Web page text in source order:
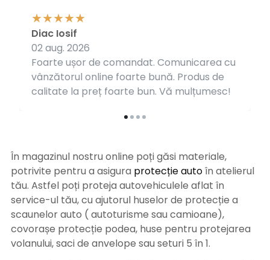
Foarte ușor de comandat. Comunicarea cu
vânzătorul online foarte bună. Produs de
calitate la preț foarte bun. Vă mulțumesc!
Diac Iosif
02 aug. 2026
În magazinul nostru online poți găsi materiale,
potrivite pentru a asigura protecție autoîn atelierul
tău. Astfel poți proteja autovehiculele aflat în
service-ul tău, cu ajutorul huselor de protecție a
scaunelor auto ( autoturisme sau camioane),
covorașe protecție podea, huse pentru protejarea
volanului, saci de anvelope sau seturi 5 în 1.